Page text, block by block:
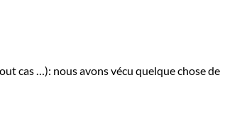
cas …): nous avons vécu quelque chose de